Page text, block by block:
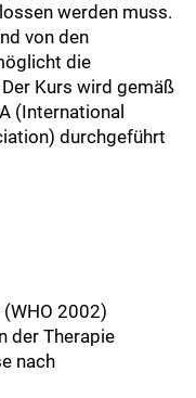
werden muss.
von den
die
Kurs wird gemäß
(International
durchgeführt
2002)
der Therapie
nach